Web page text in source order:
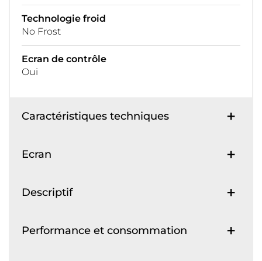
Technologie froid
No Frost
Ecran de contrôle
Oui
Caractéristiques techniques
Ecran
Descriptif
Performance et consommation